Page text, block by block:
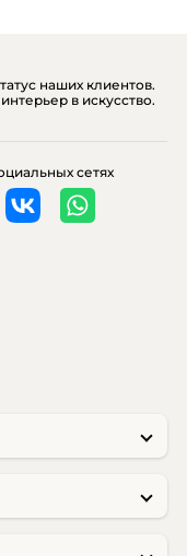
наших клиентов.
в искусство.
сетях